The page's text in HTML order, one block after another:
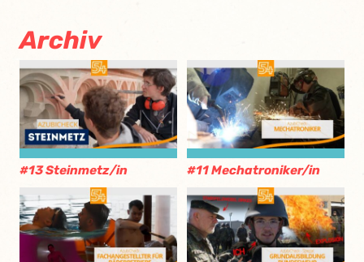
Archiv
#13 Steinmetz/in #11 Mechatroniker/in